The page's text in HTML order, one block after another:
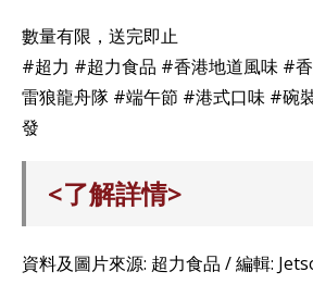
數量有限，送完即止
#超力 #超力食品 #香港地道風味 #
雷狼龍舟隊 #端午節 #港式口味 #碗
發
<了解詳情>
資料及圖片來源: 超力食品 / 編輯: